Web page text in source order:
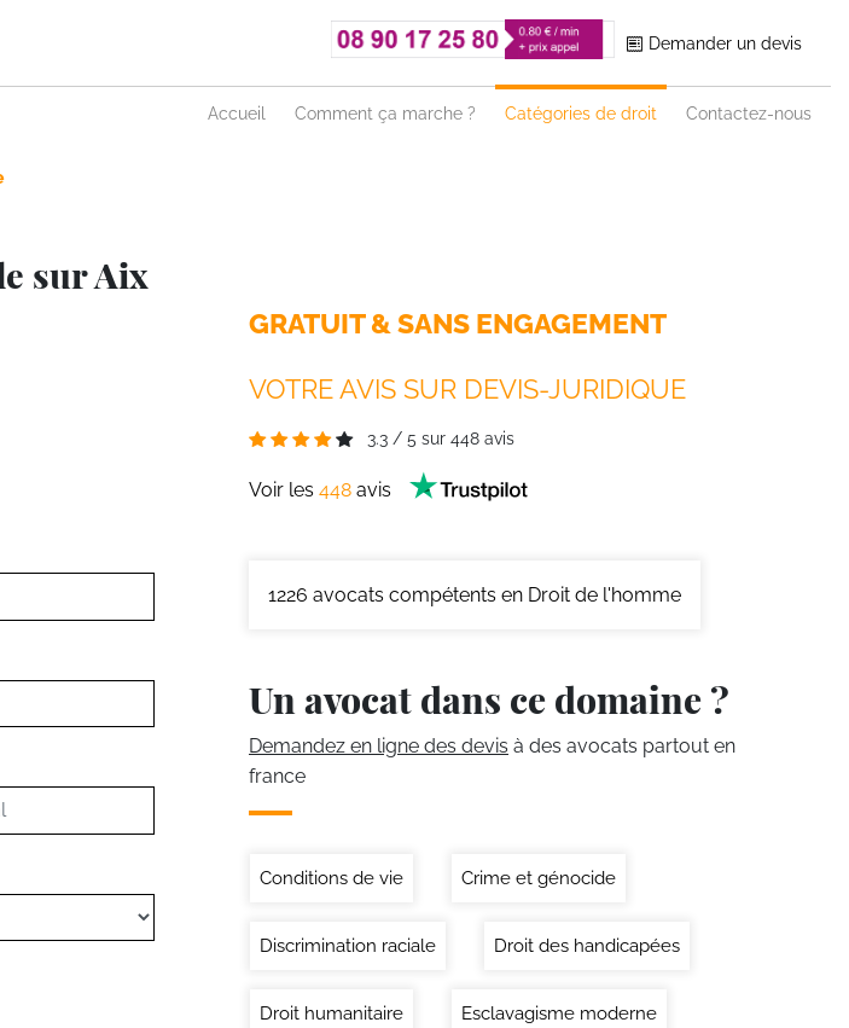
Demander un devis
Accueil Comment ça marche ? Catégories de droit Contactez-nous
sur Aix
GRATUIT & SANS ENGAGEMENT
VOTRE AVIS SUR DEVIS-JURIDIQUE
3.3 / 5 sur 448 avis
Voir les 448 avis
1226 avocats compétents en Droit de l'homme
Un avocat dans ce domaine ?
Demandez en ligne des devis à des avocats partout en
france
Conditions de vie Crime et génocide
Discrimination raciale Droit des handicapées
Droit humanitaire Esclavagisme moderne